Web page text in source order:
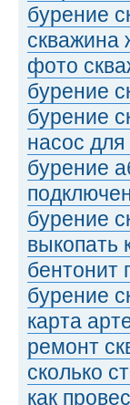
бурение
скважина
фото
бурение
бурение
насос
бурение
бурение
выкопать
бентонит
бурение
карта
ремонт
сколько
как